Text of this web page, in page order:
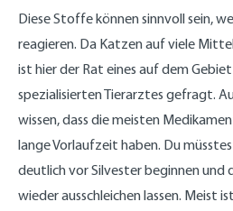
Diese Stoffe können sinnvoll sein,
reagieren. Da Katzen auf viele
ist hier der Rat eines auf dem
spezialisierten Tierarztes gefragt.
wissen, dass die meisten
lange Vorlaufzeit haben. Du
deutlich vor Silvester beginnen und
wieder ausschleichen lassen. Meist